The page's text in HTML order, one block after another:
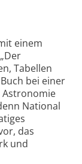
einem
Tabellen
bei einer
Astronomie
National
das
und